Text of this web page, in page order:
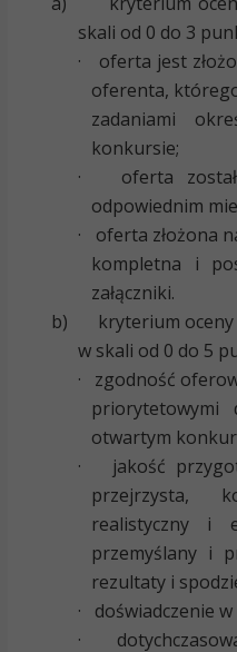
skali od 0 do 3
·
oferta jest
oferenta,
zadaniami
konkursie;
·
oferta
odpowiednim
·
oferta złożona
kompletna i
załączniki.
b)
kryterium
w skali od 0 do 5
·
zgodność
priorytetowymi
otwartym
·
jakość
przejrzysta,
realistyczny i
przemyślany i
rezultaty i
·
doświadczenie
·